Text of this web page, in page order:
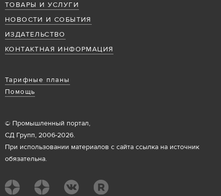
ТОВАРЫ И УСЛУГИ
НОВОСТИ И СОБЫТИЯ
ИЗДАТЕЛЬСТВО
КОНТАКТНАЯ ИНФОРМАЦИЯ
Тарифные планы
Помощь
© Промышленный портал,
СД Групп, 2006-2026.
При использовании материалов с сайта ссылка на источник
обязательна.